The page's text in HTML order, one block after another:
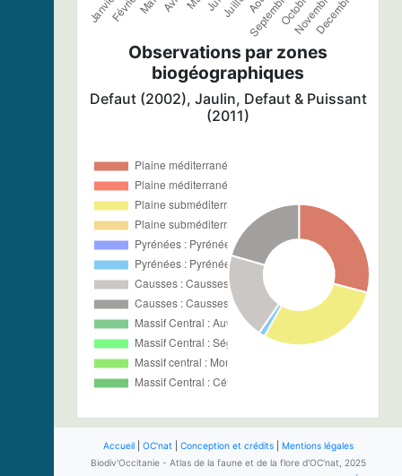
Observations par zones
biogéographiques
Defaut (2002), Jaulin, Defaut & Puissant
(2011)
Accueil| OC'nat| Conception et crédits| Mentions légales
Biodiv'Occitanie - Atlas de la faune et de la flore d'OC'nat, 2025